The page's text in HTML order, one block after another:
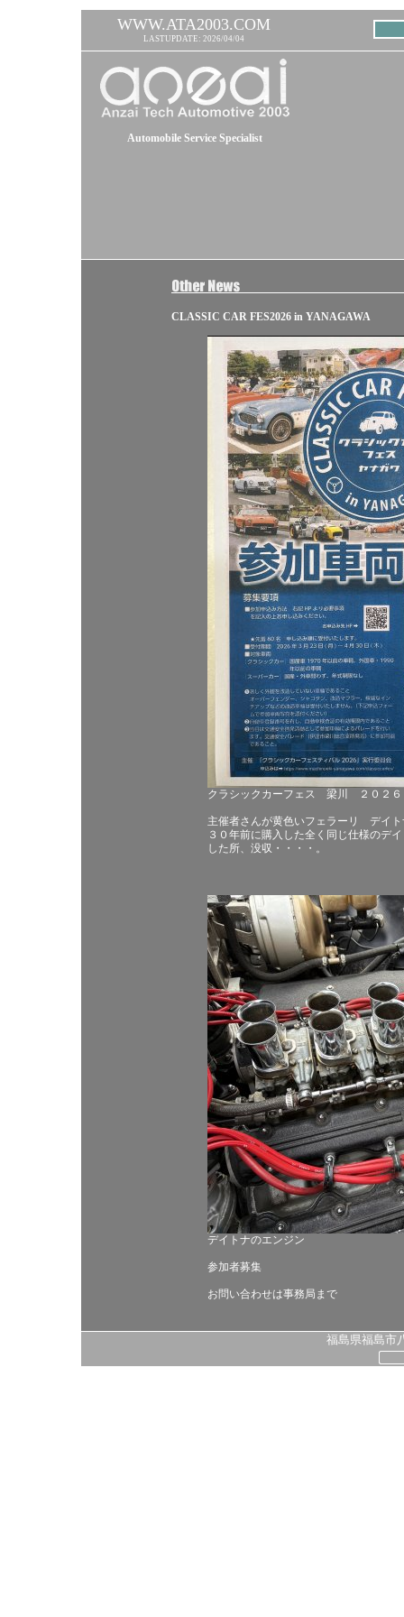
WWW.ATA2003.COM
LASTUPDATE: 2026/04/04
Automobile Service Specialist
CLASSIC CAR FES2026 in YANAGAWA
クラシックカーフェス 梁川 ２０２６
主催者さんが黄色いフェラーリ デイ
３０年前に購入した全く同じ仕様のデ
した所、没収・・・・。
デイトナのエンジン
参加者募集
お問い合わせは事務局まで
福島県福島市